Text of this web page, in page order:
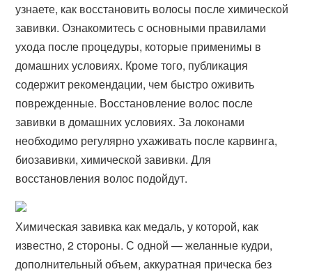
узнаете, как восстановить волосы после химической
завивки. Ознакомитесь с основными правилами
ухода после процедуры, которые применимы в
домашних условиях. Кроме того, публикация
содержит рекомендации, чем быстро оживить
поврежденные. Восстановление волос после
завивки в домашних условиях. За локонами
необходимо регулярно ухаживать после карвинга,
биозавивки, химической завивки. Для
восстановления волос подойдут.
Химическая завивка как медаль, у которой, как
известно, 2 стороны. С одной — желанные кудри,
дополнительный объем, аккуратная прическа без